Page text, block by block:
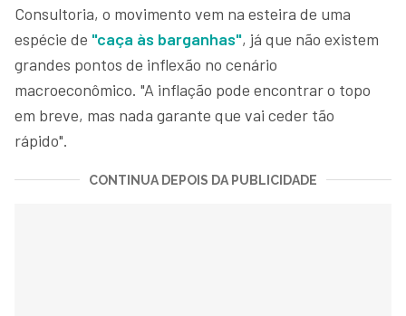
Consultoria, o movimento vem na esteira de uma
espécie de "caça às barganhas", já que não existem
grandes pontos de inflexão no cenário
macroeconômico. "A inflação pode encontrar o topo
em breve, mas nada garante que vai ceder tão
rápido".
CONTINUA DEPOIS DA PUBLICIDADE